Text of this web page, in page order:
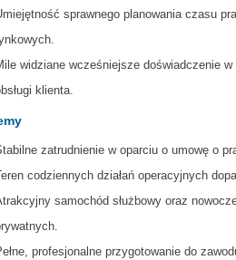
sprawnego planowania czasu
widziane wcześniejsze doświadczenie
klienta.
zatrudnienie w oparciu o umowę o
codziennych działań operacyjnych
samochód służbowy oraz
profesjonalne przygotowanie do